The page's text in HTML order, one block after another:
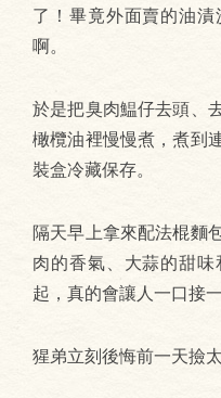
了！畢竟外面賣的油
啊。
於是把臭肉鰛仔去頭、
橄欖油裡慢慢煮，煮到
裝盒冷藏保存。
隔天早上拿來配法棍麵
肉的香氣、大蒜的甜
起，真的會讓人一口接一
猩弟立刻後悔前一天撿